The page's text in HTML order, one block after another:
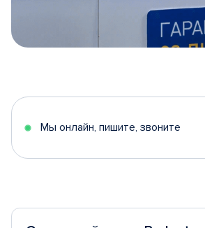
5
Мы онлайн, пишите, звоните